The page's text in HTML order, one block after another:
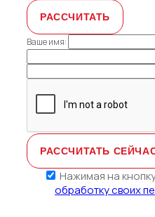
Ваше имя:
Нажимая на
обработку своих